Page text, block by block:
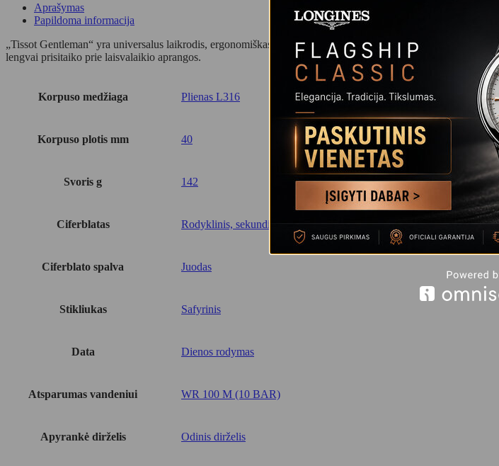
Aprašymas
Papildoma informacija
„Tissot Gentleman“ yra universalus laikrodis, ergonomiškas ir elegantiškas bet kokiomis aplinkybėmis. Jis
lengvai prisitaiko prie laisvalaikio aprangos.
Korpuso medžiaga Plienas L316
Korpuso plotis mm 40
Svoris g 142
Ciferblatas Rodyklinis, sekundinė
Ciferblato spalva Juodas
Stikliukas Safyrinis
Data Dienos rodymas
Atsparumas vandeniui WR 100 M (10 BAR)
Apyrankė dirželis Odinis dirželis